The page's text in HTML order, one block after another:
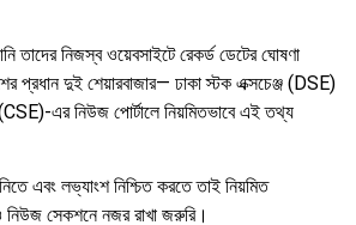
তাদের নিজস্ব ওয়েবসাইটে রেকর্ড ডেটের ঘোষণা
প্রধান দুই শেয়ারবাজার— ঢাকা স্টক এক্সচেঞ্জ (DSE)
(CSE)-এর নিউজ পোর্টালে নিয়মিতভাবে এই তথ্য
এবং লভ্যাংশ নিশ্চিত করতে তাই নিয়মিত
নিউজ সেকশনে নজর রাখা জরুরি।